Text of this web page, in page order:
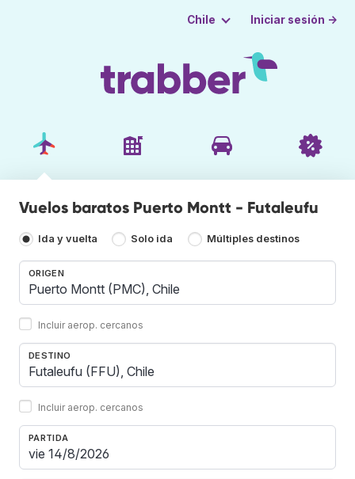
Chile Iniciar sesión →
Vuelos baratos Puerto Montt - Futaleufu
Ida y vuelta Solo ida Múltiples destinos
ORIGEN
Incluir aerop. cercanos
DESTINO
Incluir aerop. cercanos
PARTIDA